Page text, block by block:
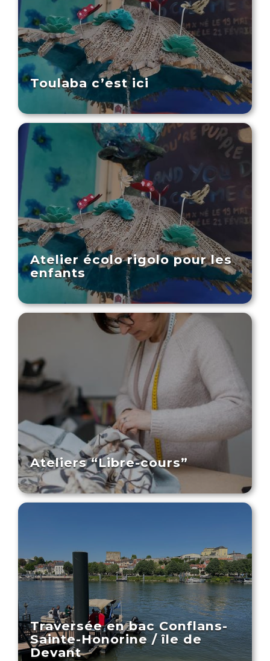
Toulaba c’est ici
Atelier écolo rigolo pour les
enfants
Ateliers “Libre-cours”
Traversée en bac Conflans-
Sainte-Honorine / île de
Devant